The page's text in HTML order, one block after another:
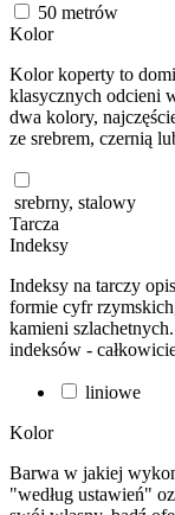
50 metrów
Kolor
Kolor koperty to
klasycznych odcieni
dwa kolory,
ze srebrem, czernią
srebrny, stalowy
Tarcza
Indeksy
Indeksy na tarczy
formie cyfr
kamieni
indeksów -
liniowe
Kolor
Barwa w jakiej
"według ustawień"